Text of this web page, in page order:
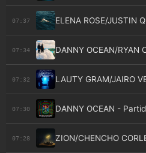
07:37 ELENA ROSE/JUSTIN
07:34 DANNY OCEAN/RYAN
07:32 LAUTY GRAM/JAIRO
07:30 DANNY OCEAN -
07:28 ZION/CHENCHO